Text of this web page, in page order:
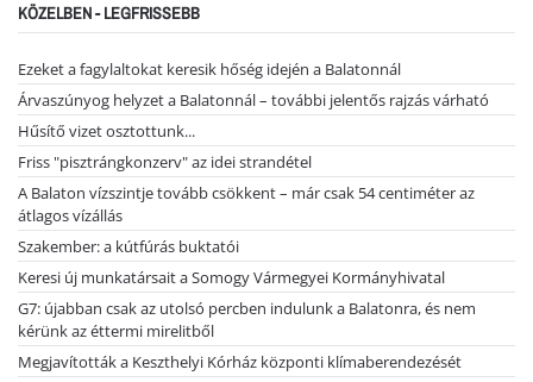
KÖZELBEN - LEGFRISSEBB
Ezeket a fagylaltokat keresik hőség idején a Balatonnál
Árvaszúnyog helyzet a Balatonnál – további jelentős rajzás várható
Hűsítő vizet osztottunk...
Friss "pisztrángkonzerv" az idei strandétel
A Balaton vízszintje tovább csökkent – már csak 54 centiméter az
átlagos vízállás
Szakember: a kútfúrás buktatói
Keresi új munkatársait a Somogy Vármegyei Kormányhivatal
G7: újabban csak az utolsó percben indulunk a Balatonra, és nem
kérünk az éttermi mirelitből
Megjavították a Keszthelyi Kórház központi klímaberendezését